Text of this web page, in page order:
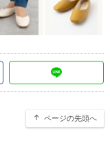
ページの先頭へ